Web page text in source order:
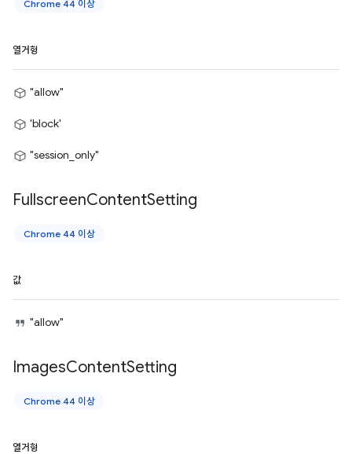
Chrome 44 이상
열거형
"allow"
'block'
"session_only"
FullscreenContentSetting
Chrome 44 이상
값
"allow"
ImagesContentSetting
Chrome 44 이상
열거형